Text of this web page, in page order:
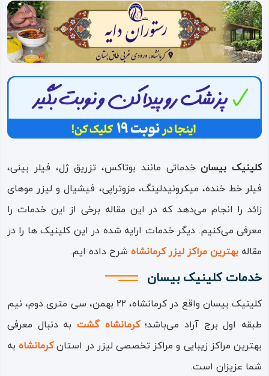
ویدئو
درباره
ما
کلینیک بیسانخدماتی مانند بوتاکس، تزریق ژل، فیلر بینی،
فیلر خط خنده، میکرونیدلینگ، مزوتراپی، فیشیال و لیزر موهای
زائد را انجام می‌دهد که در این مقاله برخی از این خدمات را
معرفی می‌کنیم. دیگر خدمات ارایه شده در این کلینیک ها را در
مقاله بهترین مراکز لیزر کرمانشاه شرح داده ایم.
خدمات کلینیک بیسان
کلینیک بیسان واقع در کرمانشاه، 22 بهمن، سی متری دوم، نیم
طبقه اول برج آراد می‌باشد؛کرمانشاه گشت به دنبال معرفی
بهترین مراکز زیبایی و مراکز تخصصی لیزر در استانکرمانشاهبه
شما عزیزان است.